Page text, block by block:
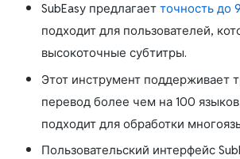
SubEasy предлагает точность до
подходит для пользователей,
высокоточные субтитры.
Этот инструмент поддерживает
перевод более чем на 100
подходит для обработки
Пользовательский интерфейс